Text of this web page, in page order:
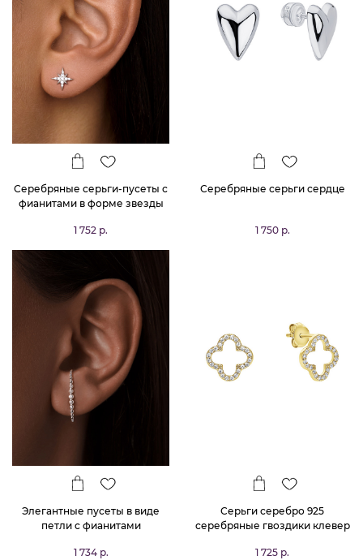
Серебряные серьги-пусеты с
фианитами в форме звезды
1 752 р.
Серебряные серьги сердце
1 750 р.
Элегантные пусеты в виде
петли с фианитами
1 734 р.
Серьги серебро 925
серебряные гвоздики клевер
1 725 р.